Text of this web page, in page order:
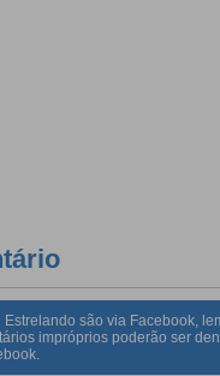
são via Facebook,
impróprios poderão ser